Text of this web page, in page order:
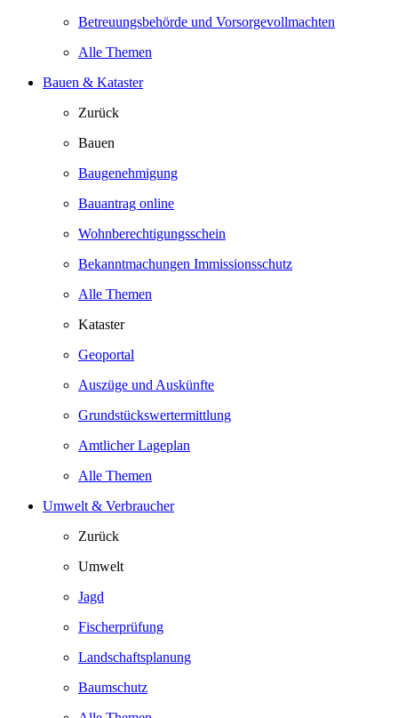
Betreuungsbehörde und Vorsorgevollmachten
Alle Themen
Bauen & Kataster
Zurück
Bauen
Baugenehmigung
Bauantrag online
Wohnberechtigungsschein
Bekanntmachungen Immissionsschutz
Alle Themen
Kataster
Geoportal
Auszüge und Auskünfte
Grundstückswertermittlung
Amtlicher Lageplan
Alle Themen
Umwelt & Verbraucher
Zurück
Umwelt
Jagd
Fischerprüfung
Landschaftsplanung
Baumschutz